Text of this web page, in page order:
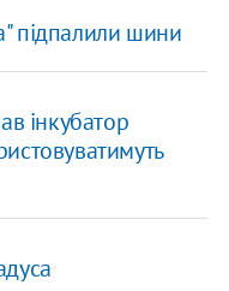
підпалили шини
інкубатор